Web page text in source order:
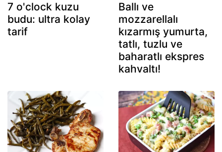
7 o'clock kuzu
budu: ultra kolay
tarif
Ballı ve
mozzarellalı
kızarmış yumurta,
tatlı, tuzlu ve
baharatlı ekspres
kahvaltı!